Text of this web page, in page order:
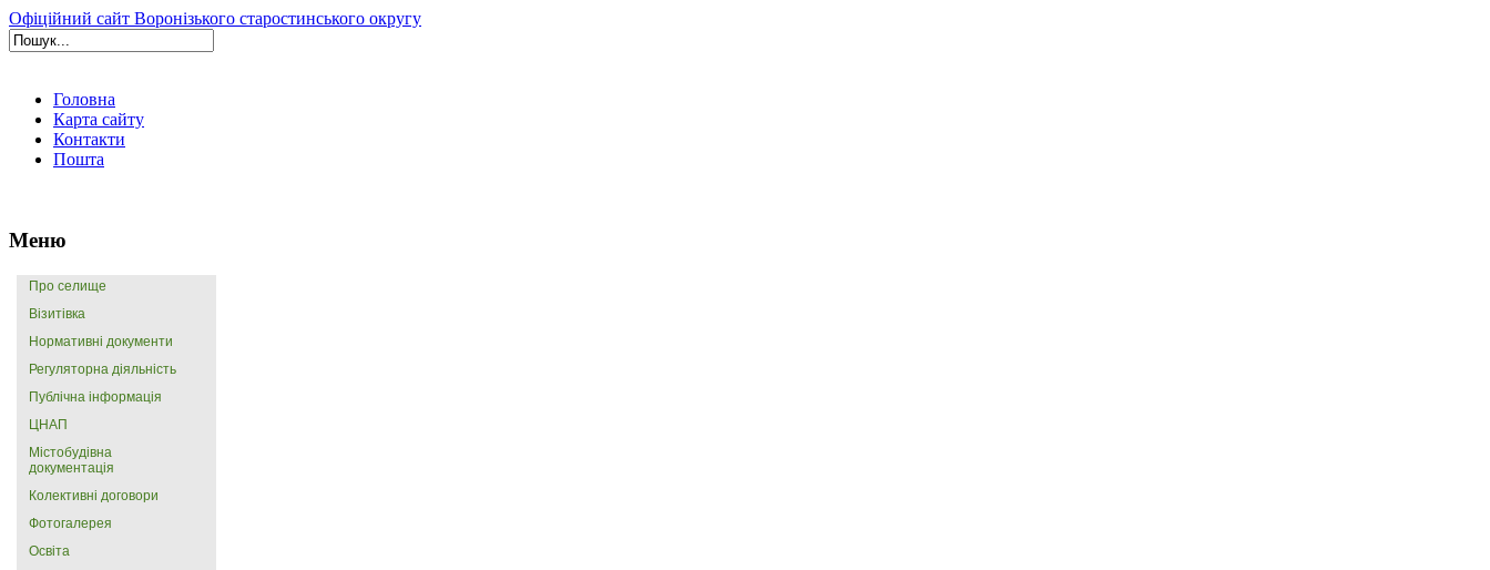
Офіційний сайт Воронізького старостинського округу
Головна
Карта сайту
Контакти
Пошта
Меню
Про селище
Візитівка
Нормативні документи
Регуляторна діяльність
Публічна інформація
ЦНАП
Містобудівна
документація
Колективні договори
Фотогалерея
Освіта